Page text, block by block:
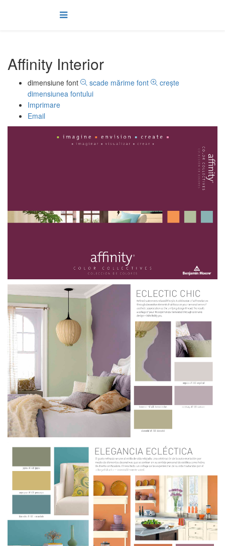
Affinity Interior
dimensiune font scade mărime font
creşte
dimensiunea fontului
Imprimare
Email